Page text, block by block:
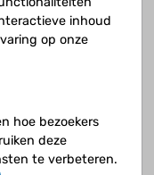
Siklos©) in de
met
zo belangrijk?
inhoud
op onze
hoe bezoekers
deze
te verbeteren.